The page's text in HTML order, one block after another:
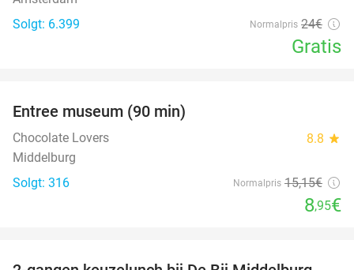
Solgt: 6.399
Normalpris 24€
Gratis
Entree museum (90 min)
Chocolate Lovers 8.8 star
Middelburg
Solgt: 316
Normalpris 15,15€
8,95€